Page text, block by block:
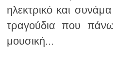
μουσική...